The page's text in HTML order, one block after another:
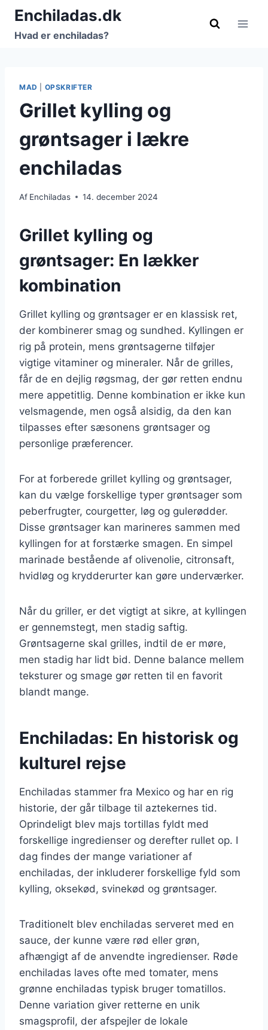
Fortsæt
indhold
Enchiladas.dk
Hvad er enchiladas?
MAD OPSKRIFTER
Grillet kylling og
grøntsager i lækre
enchiladas
Af Enchiladas 14. december 2024
Grillet kylling og
grøntsager: En lækker
kombination
Grillet kylling og grøntsager er en klassisk ret,
der kombinerer smag og sundhed. Kyllingen er
rig på protein, mens grøntsagerne tilføjer
vigtige vitaminer og mineraler. Når de grilles,
får de en dejlig røgsmag, der gør retten endnu
mere appetitlig. Denne kombination er ikke kun
velsmagende, men også alsidig, da den kan
tilpasses efter sæsonens grøntsager og
personlige præferencer.
For at forberede grillet kylling og grøntsager,
kan du vælge forskellige typer grøntsager som
peberfrugter, courgetter, løg og gulerødder.
Disse grøntsager kan marineres sammen med
kyllingen for at forstærke smagen. En simpel
marinade bestående af olivenolie, citronsaft,
hvidløg og krydderurter kan gøre underværker.
Når du griller, er det vigtigt at sikre, at kyllingen
er gennemstegt, men stadig saftig.
Grøntsagerne skal grilles, indtil de er møre,
men stadig har lidt bid. Denne balance mellem
teksturer og smage gør retten til en favorit
blandt mange.
Enchiladas: En historisk og
kulturel rejse
Enchiladas stammer fra Mexico og har en rig
historie, der går tilbage til aztekernes tid.
Oprindeligt blev majs tortillas fyldt med
forskellige ingredienser og derefter rullet op. I
dag findes der mange variationer af
enchiladas, der inkluderer forskellige fyld som
kylling, oksekød, svinekød og grøntsager.
Traditionelt blev enchiladas serveret med en
sauce, der kunne være rød eller grøn,
afhængigt af de anvendte ingredienser. Røde
enchiladas laves ofte med tomater, mens
grønne enchiladas typisk bruger tomatillos.
Denne variation giver retterne en unik
smagsprofil, der afspejler de lokale